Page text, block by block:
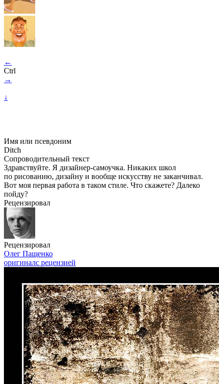
←
Ctrl
→
↓
Имя или псевдоним
Ditch
Сопроводительный текст
Здравствуйте. Я дизайнер-самоучка. Никаких школ
по рисованию, дизайну и вообще искусству не заканчивал.
Вот моя первая работа в таком стиле. Что скажете? Далеко
пойду?
Рецензировал
Рецензировал
Олег Пащенко
оригиналс рецензией